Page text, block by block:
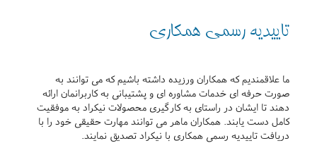
تاییدیه رسمی همکاری
ما علاقمندیم که همکاران ورزیده داشته باشیم که می توانند به
صورت حرفه ای خدمات مشاوره ای و پشتیبانی به کاربرانمان ارائه
دهند تا ایشان در راستای به کارگیری محصولات نیکراد به موفقیت
کامل دست یابند. همکاران ماهر می توانند مهارت حقیقی خود را با
دریافت تاییدیه رسمی همکاری با نیکراد تصدیق نمایند.